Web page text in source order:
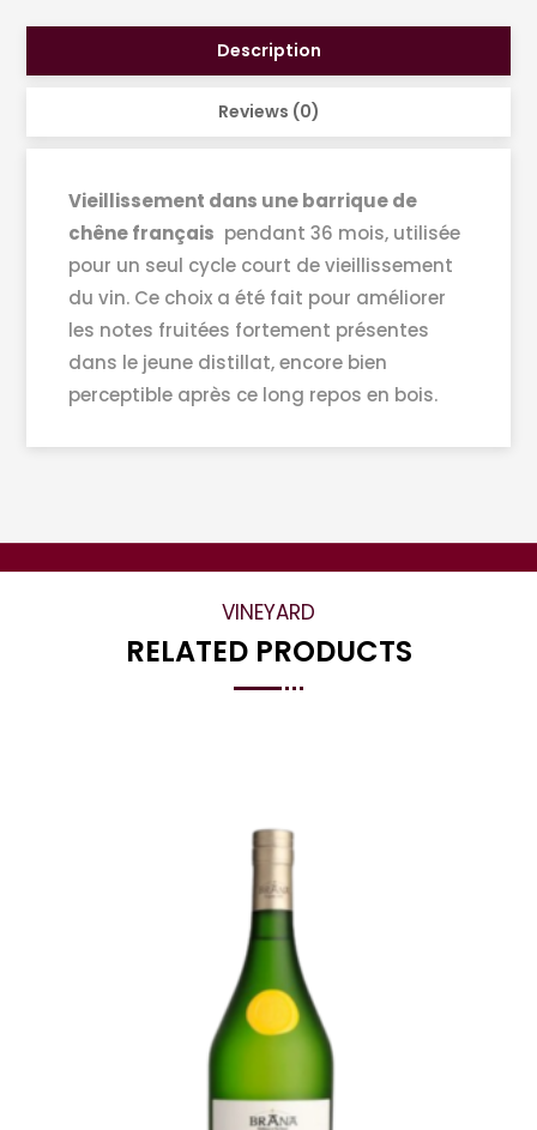
Description
Reviews (0)
Vieillissement dans une barrique de
chêne français pendant 36 mois, utilisée
pour un seul cycle court de vieillissement
du vin. Ce choix a été fait pour améliorer
les notes fruitées fortement présentes
dans le jeune distillat, encore bien
perceptible après ce long repos en bois.
VINEYARD
RELATED PRODUCTS